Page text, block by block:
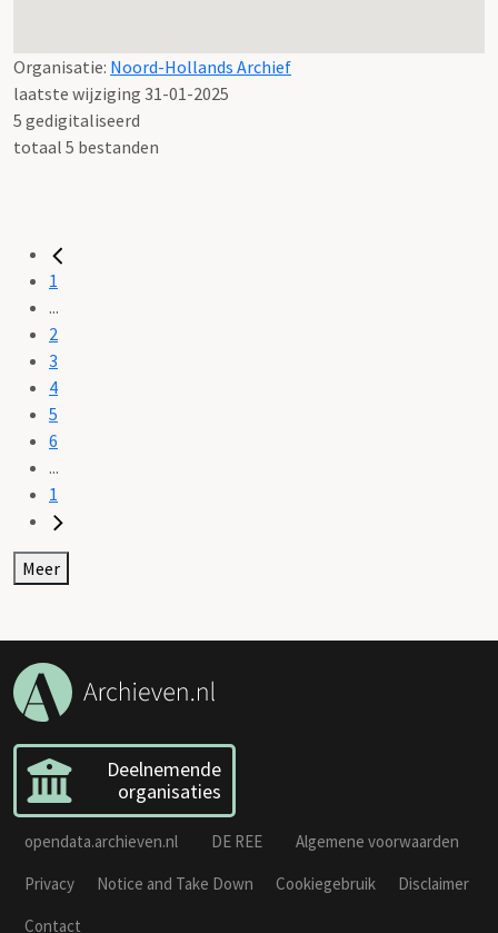
Organisatie: Noord-Hollands Archief
laatste wijziging 31-01-2025
5 gedigitaliseerd
totaal 5 bestanden
1
...
2
3
4
5
6
...
1
Meer
Deelnemende
organisaties
opendata.archieven.nl DE REE
Algemene voorwaarden
Privacy
Notice and Take Down Cookiegebruik
Disclaimer
Contact